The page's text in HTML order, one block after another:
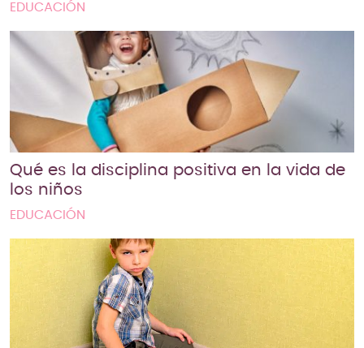
EDUCACIÓN
Qué es la disciplina positiva en la vida de
los niños
EDUCACIÓN